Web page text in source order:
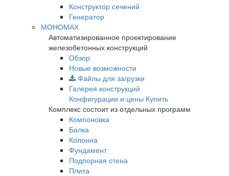
Конструктор сечений
Генератор
МОНОМАХ
Автоматизированное проектирование
железобетонных конструкций
Обзор
Новые возможности
Файлы для загрузки
Галерея конструкций
Конфигурации и цены Купить
Комплекс состоит из отдельных программ
Компоновка
Балка
Колонна
Фундамент
Подпорная стена
Плита